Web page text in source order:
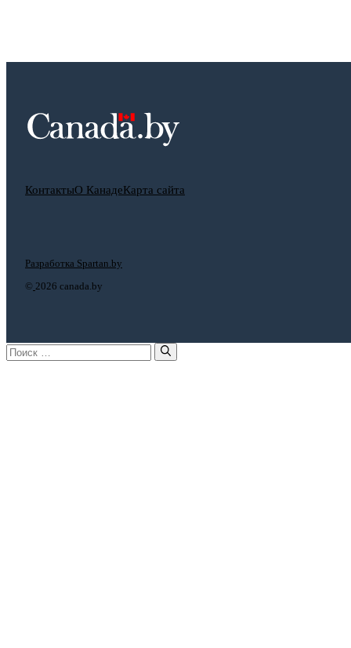
КонтактыО КанадеКарта сайта
© 2026 canada.by
Разработка Spartan.by
Поиск: